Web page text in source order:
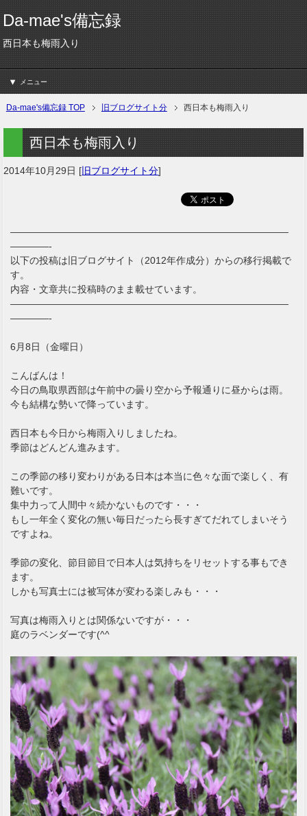
Da-mae's備忘録
西日本も梅雨入り
メニュー
Da-mae's備忘録 TOP 旧ブログサイト分 西日本も梅雨入り
西日本も梅雨入り
2014年10月29日 [ 旧ブログサイト分]
—————————————————————————————
————-
以下の投稿は旧ブログサイト（2012年作成分）からの移行掲載で
す。
内容・文章共に投稿時のまま載せています。
—————————————————————————————
————-
6月8日（金曜日）
こんばんは！
今日の鳥取県西部は午前中の曇り空から予報通りに昼からは雨。
今も結構な勢いで降っています。
西日本も今日から梅雨入りしましたね。
季節はどんどん進みます。
この季節の移り変わりがある日本は本当に色々な面で楽しく、有
難いです。
集中力って人間中々続かないものです・・・
もし一年全く変化の無い毎日だったら長すぎてだれてしまいそう
ですよね。
季節の変化、節目節目で日本人は気持ちをリセットする事もでき
ます。
しかも写真士には被写体が変わる楽しみも・・・
写真は梅雨入りとは関係ないですが・・・
庭のラベンダーです(^^ゞ